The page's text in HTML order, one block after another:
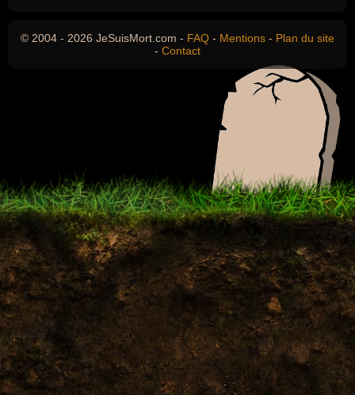
© 2004 - 2026 JeSuisMort.com - FAQ - Mentions - Plan du site
- Contact